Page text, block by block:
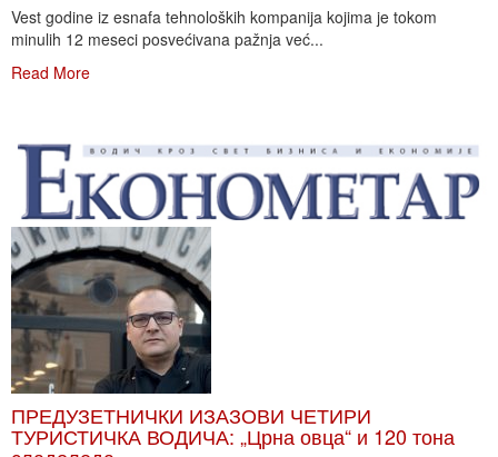
Vest godine iz esnafa tehnoloških kompanija kojima je tokom
minulih 12 meseci posvećivana pažnja već...
Read More
ПРЕДУЗЕТНИЧКИ ИЗАЗОВИ ЧЕТИРИ
ТУРИСТИЧКА ВОДИЧА: „Црна овца“ и 120 тона